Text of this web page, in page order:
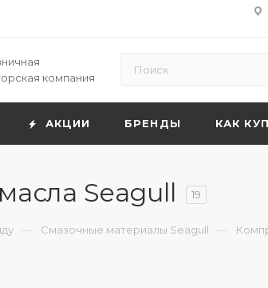
компания
АКЦИИ БРЕНДЫ КАК
Seagull 19
— Смазочные материалы Seagull —